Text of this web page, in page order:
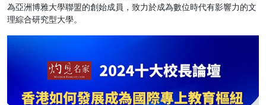
為亞洲博雅大學聯盟的創始成員，致力於成為數位時代有影響力的文
理綜合研究型大學。